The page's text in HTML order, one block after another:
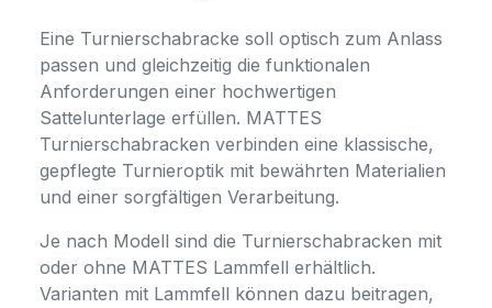
Eine Turnierschabracke soll optisch zum Anlass
passen und gleichzeitig die funktionalen
Anforderungen einer hochwertigen
Sattelunterlage erfüllen. MATTES
Turnierschabracken verbinden eine klassische,
gepflegte Turnieroptik mit bewährten Materialien
und einer sorgfältigen Verarbeitung.
Je nach Modell sind die Turnierschabracken mit
oder ohne MATTES Lammfell erhältlich.
Varianten mit Lammfell können dazu beitragen,